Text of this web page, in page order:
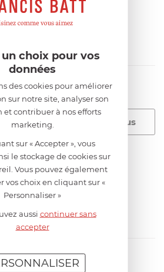
09:43
11031/121/123/124
choix pour vos
données
des cookies pour améliorer
sur notre site, analyser son
et contribuer à nos efforts
marketing.
sur « Accepter », vous
le stockage de cookies sur
Vous pouvez également
vos choix en cliquant sur «
Personnaliser »
aussi continuer sans
accepter